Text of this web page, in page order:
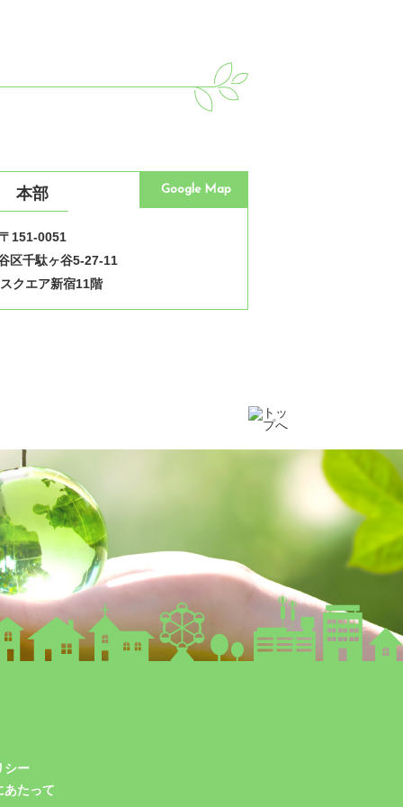
本部
〒151-0051
区千駄ヶ谷5-27-11
クエア新宿11階
Google Map
シー
あたって